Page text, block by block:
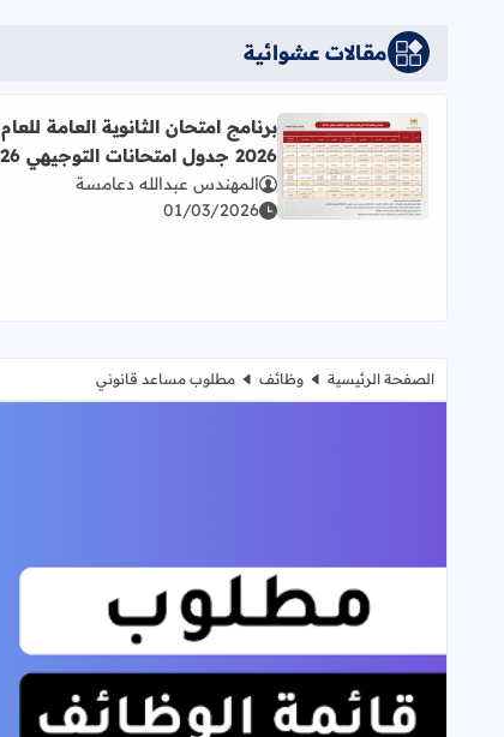
مقالات عشوائية
اقرأ المزيد عن برنامج امتحان الثانوية العامة للعام 2026 جدول امتحانات التوجيهي 2026
برنامج امتحان الثانوية العامة للعام
2026 جدول امتحانات التوجيهي 2026
المهندس عبدالله دعامسة
01/03/2026
الصفحة الرئيسية وظائف مطلوب مساعد قانوني